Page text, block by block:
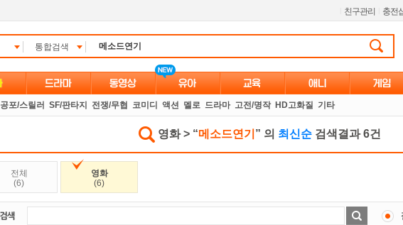
친구관리 충전
통합검색
공포/스릴러 SF/판타지 전쟁/무협 코미디 액션 멜로 드라마 고전/명작 HD고화질 기타
영화 > “메소드연기 ” 의 최신순 검색결과 6건
전체
(6)
영화
(6)